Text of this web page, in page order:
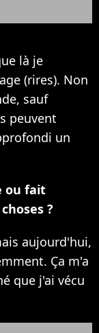
là je
(rires). Non
sauf
peuvent
un
ou fait
?
aujourd'hui,
Ça m'a
que j'ai vécu